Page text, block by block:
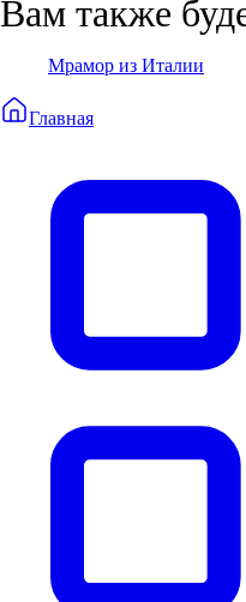
Вам также
Мрамор из Италии
Главная